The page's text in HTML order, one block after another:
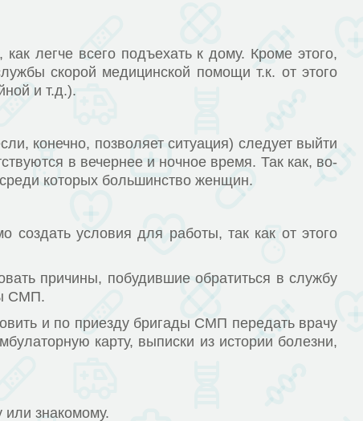
легче всего подъехать к дому. Кроме этого,
скорой медицинской помощи т.к. от этого
и т.д.).
конечно, позволяет ситуация) следует выйти
в вечернее и ночное время. Так как, во-
которых большинство женщин.
условия для работы, так как от этого
причины, побудившие обратиться в службу
СМП.
и по приезду бригады СМП передать врачу
карту, выписки из истории болезни,
знакомому.